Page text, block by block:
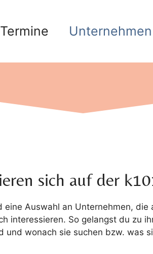
Termine Unternehmen
sich auf der
Auswahl an Unternehmen, die
interessieren. So gelangst du zu
und wonach sie suchen bzw. was